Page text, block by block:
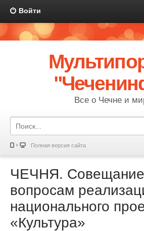
Войти
Все о Чечне и
Полная версия сайта
ЧЕЧНЯ.
вопросам
национального
«Культура»